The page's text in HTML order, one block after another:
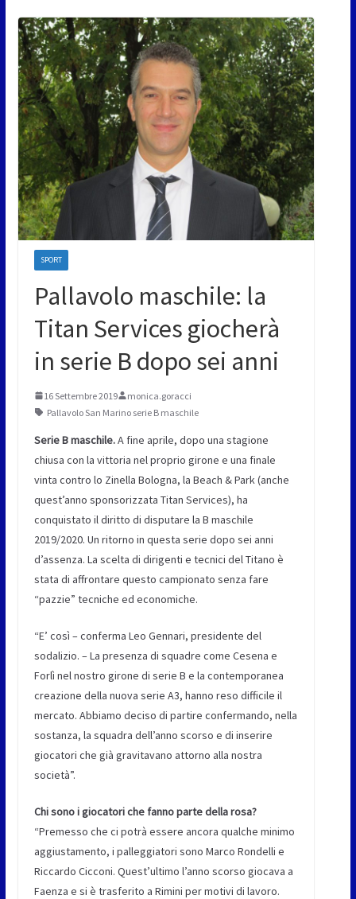
SPORT
Pallavolo maschile: la
Titan Services giocherà
in serie B dopo sei anni
16 Settembre 2019
monica.goracci
Pallavolo San Marino serie B maschile
Serie B maschile.A fine aprile, dopo una stagione
chiusa con la vittoria nel proprio girone e una finale
vinta contro lo Zinella Bologna, la Beach & Park (anche
quest’anno sponsorizzata Titan Services), ha
conquistato il diritto di disputare la B maschile
2019/2020. Un ritorno in questa serie dopo sei anni
d’assenza. La scelta di dirigenti e tecnici del Titano è
stata di affrontare questo campionato senza fare
“pazzie” tecniche ed economiche.
“E’ così – conferma Leo Gennari, presidente del
sodalizio. – La presenza di squadre come Cesena e
Forlì nel nostro girone di serie B e la contemporanea
creazione della nuova serie A3, hanno reso difficile il
mercato. Abbiamo deciso di partire confermando, nella
sostanza, la squadra dell’anno scorso e di inserire
giocatori che già gravitavano attorno alla nostra
società”.
Chi sono i giocatori che fanno parte della rosa?
“Premesso che ci potrà essere ancora qualche minimo
aggiustamento, i palleggiatori sono Marco Rondelli e
Riccardo Cicconi. Quest’ultimo l’anno scorso giocava a
Faenza e si è trasferito a Rimini per motivi di lavoro.